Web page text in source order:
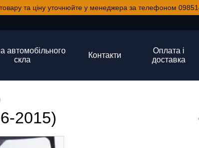
товару та ціну уточнюйте у менеджера за телефоном
автомобільного
скла
Контакти
Оплата і
доставка
2015)